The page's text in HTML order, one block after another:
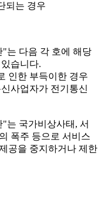
되는 경우
는 다음 각 호에 해당
습니다.
인한 부득이한 경우
사업자가 전기통신
는 국가비상사태, 서
폭주 등으로 서비스
공을 중지하거나 제한